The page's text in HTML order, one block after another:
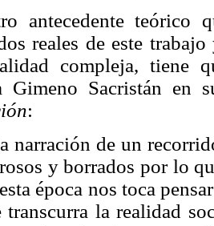
antecedente teórico
reales de este
compleja, tiene
Gimeno Sacristán
:
narración de un
y borrados por lo
época nos toca
transcurra la realidad